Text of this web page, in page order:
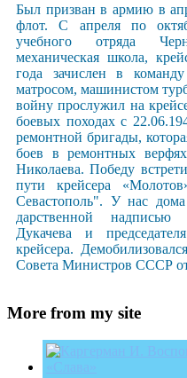
Был призван в армию в
флот. С апреля по
учебного отряда
механическая школа,
года зачислен в
матросом, машинистом
войну прослужил на
боевых походах с
ремонтной бригады,
боев в ремонтных
Николаева. Победу
пути крейсера
Севастополь". У нас
дарственной
Дукачева и
крейсера.
Совета Министров СССР
More from my site